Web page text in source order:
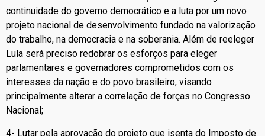
continuidade do governo democrático e a luta por um novo
projeto nacional de desenvolvimento fundado na valorização
do trabalho, na democracia e na soberania. Além de reeleger
Lula será preciso redobrar os esforços para eleger
parlamentares e governadores comprometidos com os
interesses da nação e do povo brasileiro, visando
principalmente alterar a correlação de forças no Congresso
Nacional;
4- Lutar pela aprovação do projeto que isenta do Imposto de